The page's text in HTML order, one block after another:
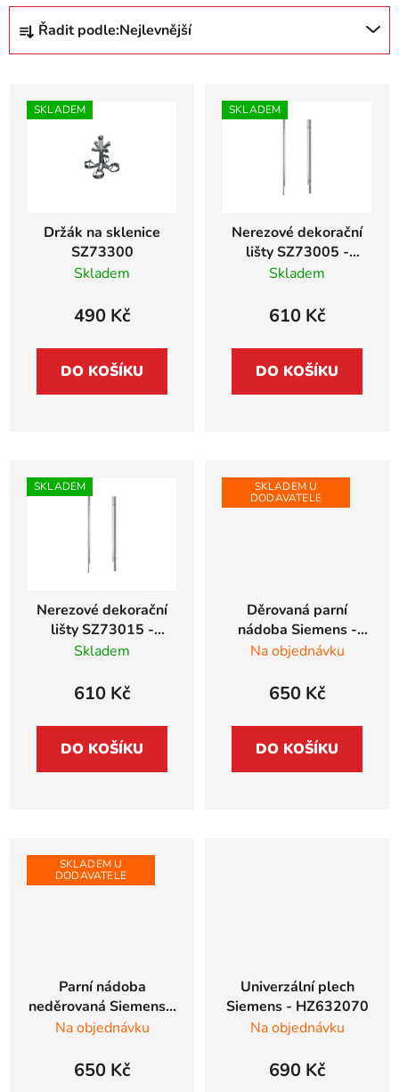
Ř
z
Řadit podle:Nejlevnější
SKLADEM
Držák na sklenice
SZ73300
Skladem
490 Kč
DO KOŠÍKU
SKLADEM
Nerezové dekorační
lišty SZ73005 -
spotřebiče vysoké
pro myčky
Skladem
610 Kč
DO KOŠÍKU
SKLADEM
Nerezové dekorační
lišty SZ73015 -
spotřebiče vysoké
pro myčky
Skladem
610 Kč
DO KOŠÍKU
SKLADEM U
DODAVATELE
Děrovaná parní
nádoba Siemens -
HZ36D613G vel. S
Na objednávku
650 Kč
DO KOŠÍKU
SKLADEM U
DODAVATELE
Parní nádoba
neděrovaná Siemens -
HZ36D613 vel. S
Na objednávku
650 Kč
Univerzální plech
Siemens - HZ632070
Na objednávku
690 Kč